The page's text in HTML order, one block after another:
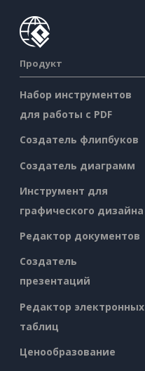
Продукт
Набор инструментов
для работы с PDF
Создатель флипбуков
Создатель диаграмм
Инструмент для
графического дизайна
Редактор документов
Создатель
презентаций
Редактор электронных
таблиц
Ценообразование